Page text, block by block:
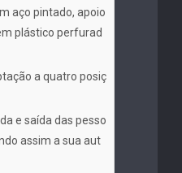
aço pintado, apoio
plástico perfurad
a quatro posiç
e saída das pesso
assim a sua aut